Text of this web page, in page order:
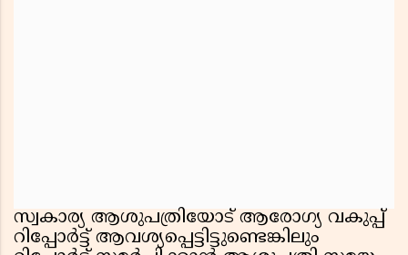
സ്വകാര്യ ആശുപത്രിയോട് ആരോഗ്യ വകുപ്പ്
റിപ്പോര്‍ട്ട് ആവശ്യപ്പെട്ടിട്ടുണ്ടെങ്കിലും